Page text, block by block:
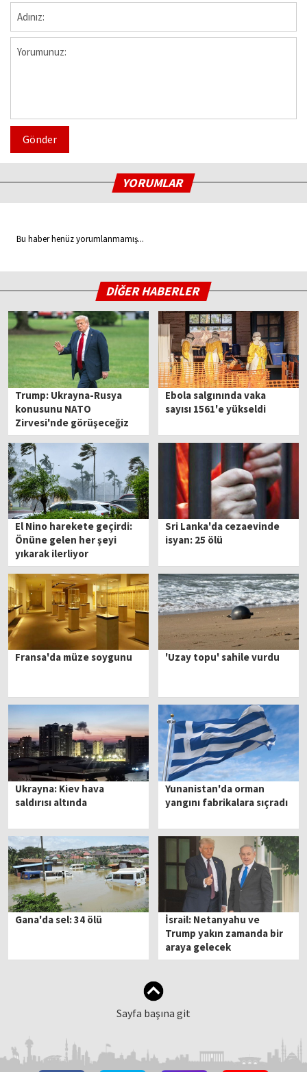
Gönder
YORUMLAR
Bu haber henüz yorumlanmamış...
DİĞER HABERLER
Trump: Ukrayna-Rusya
konusunu NATO
Zirvesi'nde görüşeceğiz
Ebola salgınında vaka
sayısı 1561'e yükseldi
El Nino harekete geçirdi:
Önüne gelen her şeyi
yıkarak ilerliyor
Sri Lanka'da cezaevinde
isyan: 25 ölü
Fransa'da müze soygunu 'Uzay topu' sahile vurdu
Ukrayna: Kiev hava
saldırısı altında
Yunanistan'da orman
yangını fabrikalara sıçradı
Gana'da sel: 34 ölü
İsrail: Netanyahu ve
Trump yakın zamanda bir
araya gelecek
Sayfa başına git